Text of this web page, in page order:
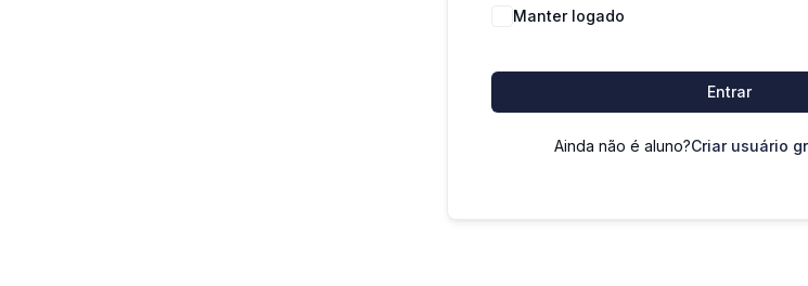
Manter logado
Entrar
Ainda não é aluno?Criar usuário